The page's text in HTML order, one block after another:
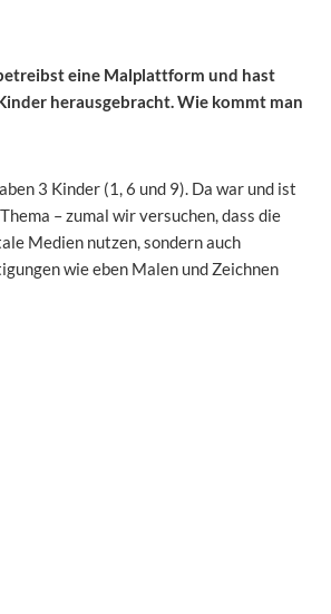
eine Malplattform und hast
herausgebracht. Wie kommt man
3 Kinder (1, 6 und 9). Da war und ist
– zumal wir versuchen, dass die
Medien nutzen, sondern auch
wie eben Malen und Zeichnen